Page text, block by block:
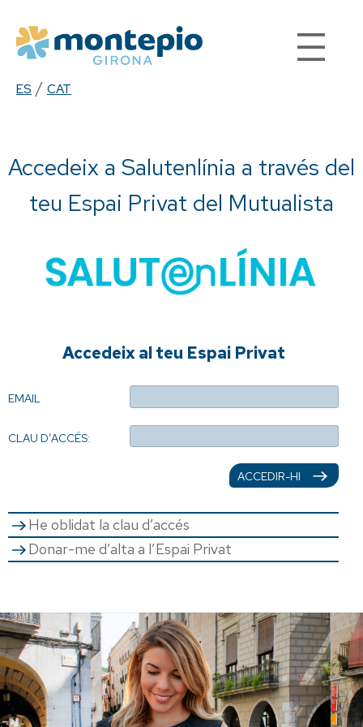
contingut
ES / CAT
Accedeix a Salutenlínia a través del
teu Espai Privat del Mutualista
Accedeix al teu Espai Privat
EMAIL
CLAU D’ACCÉS:
ACCEDIR-HI
He oblidat la clau d’accés
Donar-me d’alta a l’Espai Privat